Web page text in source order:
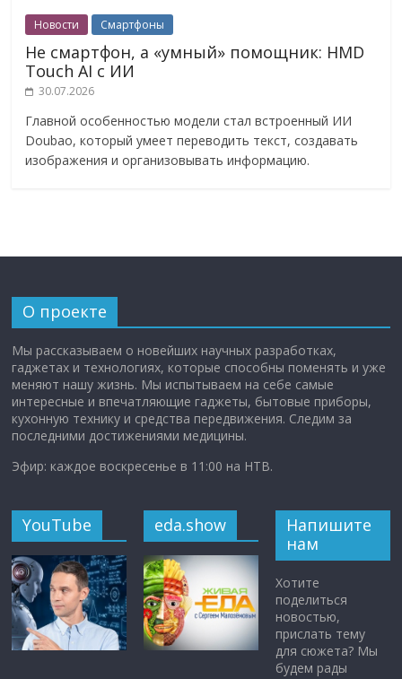
Новости Смартфоны
Не смартфон, а «умный» помощник: HMD
Touch AI с ИИ
30.07.2026
Главной особенностью модели стал встроенный ИИ
Doubao, который умеет переводить текст, создавать
изображения и организовывать информацию.
О проекте
Мы рассказываем о новейших научных разработках,
гаджетах и технологиях, которые способны поменять и уже
меняют нашу жизнь. Мы испытываем на себе самые
интересные и впечатляющие гаджеты, бытовые приборы,
кухонную технику и средства передвижения. Следим за
последними достижениями медицины.
Эфир: каждое воскресенье в 11:00 на НТВ.
YouTube eda.show
Напишите
нам
Хотите
поделиться
новостью,
прислать тему
для сюжета? Мы
будем рады